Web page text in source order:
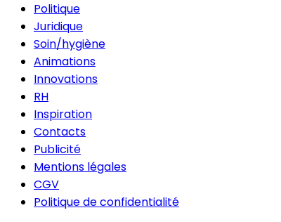
Politique
Juridique
Soin/hygiène
Animations
Innovations
RH
Inspiration
Contacts
Publicité
Mentions légales
CGV
Politique de confidentialité